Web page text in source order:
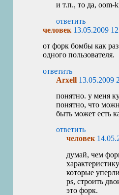
и т.п., то да, oom-
ответить
человек 13.05.2009
от форк бомбы как
одного пользователя.
ответить
Arxell 13.05.2009
понятно. у меня
понятно, что
быть может есть
ответить
человек
думай, чем
которые
ps, строить
это форк.